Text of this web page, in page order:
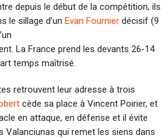
depuis le début de la compétition, ils
le sillage d’un Evan Fournierdécisif (9
La France prend les devants 26-14
temps maîtrisé.
retrouvent leur adresse à trois
cède sa place à Vincent Poirier, et
en attaque, en défense et il évite
Valanciunas qui remet les siens dans